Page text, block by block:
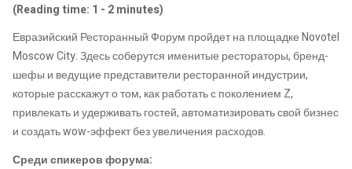
(Reading time: 1 - 2 minutes)
Евразийский Ресторанный Форум пройдет на площадке Novotel
Moscow City. Здесь соберутся именитые рестораторы, бренд-
шефы и ведущие представители ресторанной индустрии,
которые расскажут о том, как работать с поколением Z,
привлекать и удерживать гостей, автоматизировать свой бизнес
и создать wow-эффект без увеличения расходов.
Среди спикеров форума: